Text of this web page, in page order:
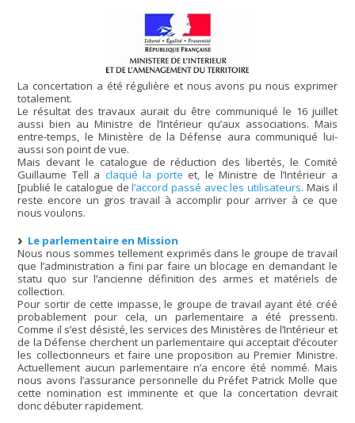
La concertation a été régulière et nous avons pu nous exprimer
totalement.
Le résultat des travaux aurait du être communiqué le 16 juillet
aussi bien au Ministre de l’Intérieur qu’aux associations. Mais
entre-temps, le Ministère de la Défense aura communiqué lui-
aussi son point de vue.
Mais devant le catalogue de réduction des libertés, le Comité
Guillaume Tell a claqué la porte et, le Ministre de l’Intérieur a
[publié le catalogue del’accord passé avec les utilisateurs. Mais il
reste encore un gros travail à accomplir pour arriver à ce que
nous voulons.
Le parlementaire en Mission
Nous nous sommes tellement exprimés dans le groupe de travail
que l’administration a fini par faire un blocage en demandant le
statu quo sur l’ancienne définition des armes et matériels de
collection.
Pour sortir de cette impasse, le groupe de travail ayant été créé
probablement pour cela, un parlementaire a été pressenti.
Comme il s’est désisté, les services des Ministères de l’Intérieur et
de la Défense cherchent un parlementaire qui acceptait d’écouter
les collectionneurs et faire une proposition au Premier Ministre.
Actuellement aucun parlementaire n’a encore été nommé. Mais
nous avons l’assurance personnelle du Préfet Patrick Molle que
cette nomination est imminente et que la concertation devrait
donc débuter rapidement.